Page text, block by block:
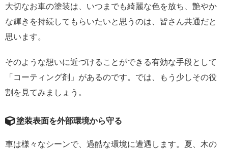
大切なお車の塗装は、いつまでも綺麗な色を放ち、艶やか
な輝きを持続してもらいたいと思うのは、皆さん共通だと
思います。
そのような想いに近づけることができる有効な手段として
「コーティング剤」があるのです。では、もう少しその役
割を見てみましょう。
塗装表面を外部環境から守る
車は様々なシーンで、過酷な環境に遭遇します。夏、木の